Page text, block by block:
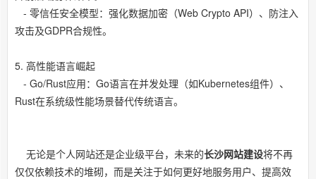
- 零信任安全模型：强化数据加密（Web Crypto API）、防注入
攻击及GDPR合规性。
5. 高性能语言崛起
- Go/Rust应用：Go语言在并发处理（如Kubernetes组件）、
Rust在系统级性能场景替代传统语言。
无论是个人网站还是企业级平台，未来的长沙网站建设将不再
仅仅依赖技术的堆砌，而是关注于如何更好地服务用户、提高效